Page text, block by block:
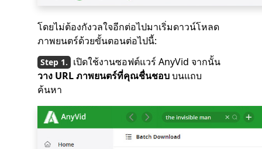
โดยไม่ต้องกังวลใจอีกต่อไปมาเริ่มดาวน์โหลด
ภาพยนตร์ด้วยขั้นตอนต่อไปนี้:
เปิดใช้งานซอฟต์แวร์ AnyVid จากนั้น
วาง URL ภาพยนตร์ที่คุณชื่นชอบบนแถบ
ค้นหา